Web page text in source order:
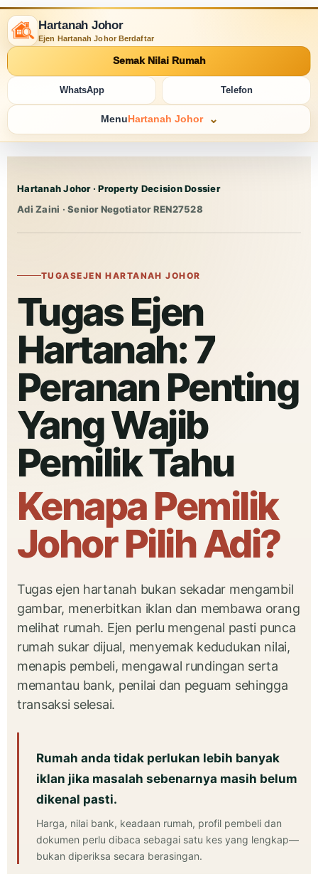
Hartanah Johor
Ejen Hartanah Johor Berdaftar
Semak Nilai Rumah
WhatsApp Telefon
Menu Hartanah Johor
Hartanah Johor· Property Decision Dossier
Adi Zaini · Senior Negotiator REN27528
TUGASEJEN HARTANAH JOHOR
Tugas Ejen
Hartanah: 7
Peranan Penting
Yang Wajib
Pemilik Tahu
Kenapa Pemilik
Johor Pilih Adi?
Tugas ejen hartanah bukan sekadar mengambil
gambar, menerbitkan iklan dan membawa orang
melihat rumah. Ejen perlu mengenal pasti punca
rumah sukar dijual, menyemak kedudukan nilai,
menapis pembeli, mengawal rundingan serta
memantau bank, penilai dan peguam sehingga
transaksi selesai.
Rumah anda tidak perlukan lebih banyak
iklan jika masalah sebenarnya masih belum
dikenal pasti.
Harga, nilai bank, keadaan rumah, profil pembeli dan
dokumen perlu dibaca sebagai satu kes yang lengkap—
bukan diperiksa secara berasingan.